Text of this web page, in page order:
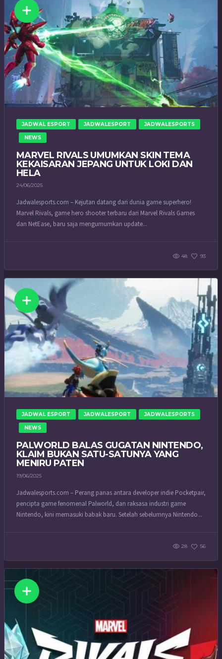
JADWAL ESPORT JADWALESPORT JADWALESPORTS
NEWS
MARVEL RIVALS UMUMKAN SKIN TEMA
KEKAISARAN JEPANG UNTUK LOKI DAN
HELA
24/06/2025
Jadwalesports.com – Kejutan datang dari dunia game superhero!
Marvel Rivals, game hero shooter terbaru dari Marvel Rivals Games
dan NetEase, baru saja mengumumkan update...
48 93
JADWAL ESPORT JADWALESPORT JADWALESPORTS
NEWS
PALWORLD BALAS GUGATAN NINTENDO,
KLAIM BUKAN SATU-SATUNYA YANG
MENIRU PATEN
19/06/2025
Jadwalesports.com – Perang panas antara developer indie Pocketpair,
pencipta game fenomenal Palworld, dan raksasa industri game
Nintendo, kini memasuki babak baru. Setelah sebelumnya Nintendo...
28 56